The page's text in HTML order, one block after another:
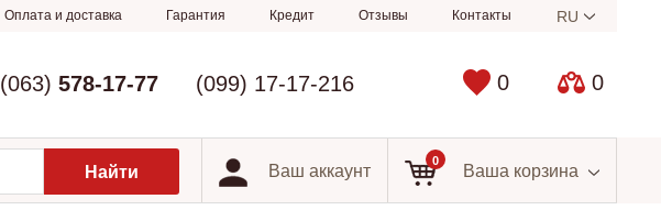
Оплата и доставка Гарантия Кредит Отзывы Контакты RU
0 0
(063) 578-17-77 (099) 17-17-216
Ваш аккаунт
0
Ваша корзина